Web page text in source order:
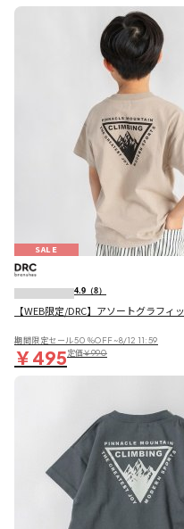
SALE
4.9 （8）
【WEB限定/DRC】アソートグラフィ
期間限定セール50％OFF~8/12 11:59
￥495定価￥990